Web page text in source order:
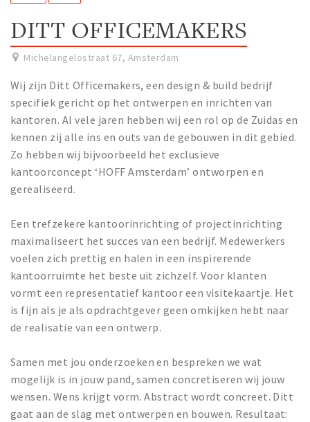
Travel
Sports & leisure
Magazine
Columns
Interviews
Hello Zuidas Articles
About Hello Zuidas
Programme
Membership
Contact
Inloggen
DITT OFFICEMAKERS
Michelangelostraat 67, Amsterdam
Wij zijn Ditt Officemakers, een design & build bedrijf
specifiek gericht op het ontwerpen en inrichten van
kantoren. Al vele jaren hebben wij een rol op de Zuidas en
kennen zij alle ins en outs van de gebouwen in dit gebied.
Zo hebben wij bijvoorbeeld het exclusieve
kantoorconcept ‘HOFF Amsterdam’ ontworpen en
gerealiseerd.
Een trefzekere kantoorinrichting of projectinrichting
maximaliseert het succes van een bedrijf. Medewerkers
voelen zich prettig en halen in een inspirerende
kantoorruimte het beste uit zichzelf. Voor klanten
vormt een representatief kantoor een visitekaartje. Het
is fijn als je als opdrachtgever geen omkijken hebt naar
de realisatie van een ontwerp.
Samen met jou onderzoeken en bespreken we wat
mogelijk is in jouw pand, samen concretiseren wij jouw
wensen. Wens krijgt vorm. Abstract wordt concreet. Ditt
gaat aan de slag met ontwerpen en bouwen. Resultaat: